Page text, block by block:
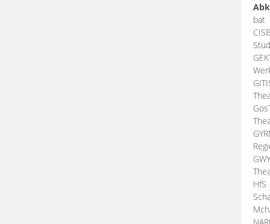
bat
HfS